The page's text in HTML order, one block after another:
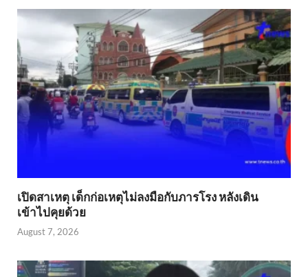
เปิดสาเหตุ เด็กก่อเหตุไม่ลงมือกับภารโรง หลังเดิน
เข้าไปคุยด้วย
August 7, 2026